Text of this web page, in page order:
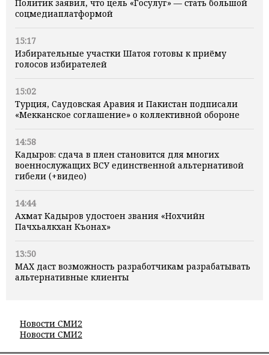
Политик заявил, что цель «Госулуг» — стать большой
соцмедиаплатформой
15:17
Избирательные участки Шатоя готовы к приёму
голосов избирателей
15:02
Турция, Саудовская Аравия и Пакистан подписали
«Мекканское соглашение» о коллективной обороне
14:58
Кадыров: сдача в плен становится для многих
военнослужащих ВСУ единственной альтернативой
гибели (+видео)
14:44
Ахмат Кадыров удостоен звания «Нохчийн
Пачхьалкхан Къонах»
13:50
MAX даст возможность разработчикам разрабатывать
альтернативные клиенты
Новости СМИ2
Новости СМИ2